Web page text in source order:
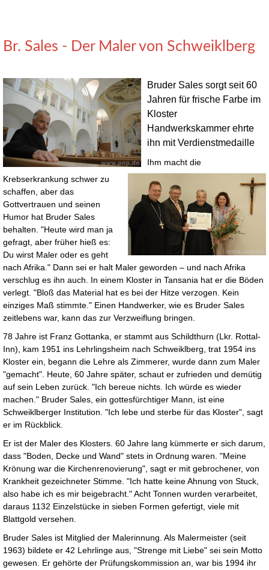
Br. Sales - Der Maler von Schweiklberg
Bruder Sales sorgt seit 60
Jahren für frische Farbe im
Kloster
Handwerkskammer ehrte
ihn mit Verdienstmedaille
Ihm macht die
Krebserkrankung schwer zu
schaffen, aber das
Gottvertrauen und seinen
Humor hat Bruder Sales
behalten. "Heute wird man ja
gefragt, aber früher hieß es:
Du wirst Maler oder es geht
nach Afrika." Dann sei er halt Maler geworden – und nach Afrika
verschlug es ihn auch. In einem Kloster in Tansania hat er die Böden
verlegt. "Bloß das Material hat es bei der Hitze verzogen. Kein
einziges Maß stimmte." Einen Handwerker, wie es Bruder Sales
zeitlebens war, kann das zur Verzweiflung bringen.
78 Jahre ist Franz Gottanka, er stammt aus Schildthurn (Lkr. Rottal-
Inn), kam 1951 ins Lehrlingsheim nach Schweiklberg, trat 1954 ins
Kloster ein, begann die Lehre als Zimmerer, wurde dann zum Maler
"gemacht". Heute, 60 Jahre später, schaut er zufrieden und demütig
auf sein Leben zurück. "Ich bereue nichts. Ich würde es wieder
machen." Bruder Sales, ein gottesfürchtiger Mann, ist eine
Schweiklberger Institution. "Ich lebe und sterbe für das Kloster", sagt
er im Rückblick.
Er ist der Maler des Klosters. 60 Jahre lang kümmerte er sich darum,
dass "Boden, Decke und Wand" stets in Ordnung waren. "Meine
Krönung war die Kirchenrenovierung", sagt er mit gebrochener, von
Krankheit gezeichneter Stimme. "Ich hatte keine Ahnung von Stuck,
also habe ich es mir beigebracht." Acht Tonnen wurden verarbeitet,
daraus 1132 Einzelstücke in sieben Formen gefertigt, viele mit
Blattgold versehen.
Bruder Sales ist Mitglied der Malerinnung. Als Malermeister (seit
1963) bildete er 42 Lehrlinge aus, "Strenge mit Liebe" sei sein Motto
gewesen. Er gehörte der Prüfungskommission an, war bis 1994 ihr